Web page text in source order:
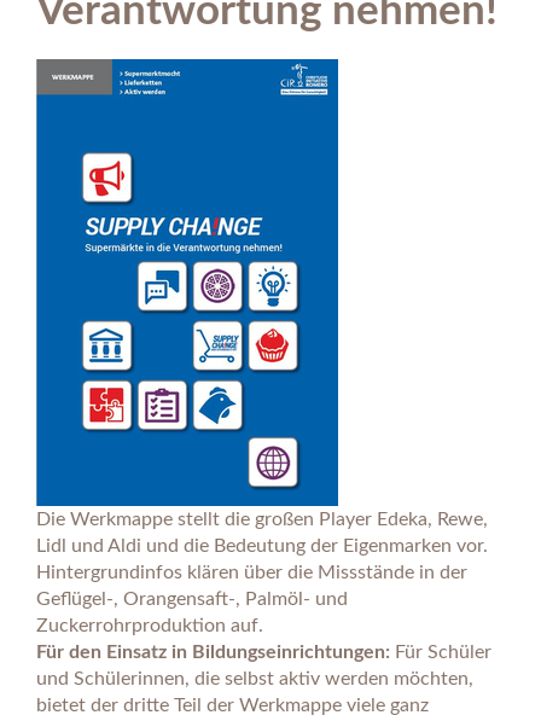
Verantwortung nehmen!
Die Werkmappe stellt die großen Player Edeka, Rewe,
Lidl und Aldi und die Bedeutung der Eigenmarken vor.
Hintergrundinfos klären über die Missstände in der
Geflügel-, Orangensaft-, Palmöl- und
Zuckerrohrproduktion auf.
Für den Einsatz in Bildungseinrichtungen: Für Schüler
und Schülerinnen, die selbst aktiv werden möchten,
bietet der dritte Teil der Werkmappe viele ganz